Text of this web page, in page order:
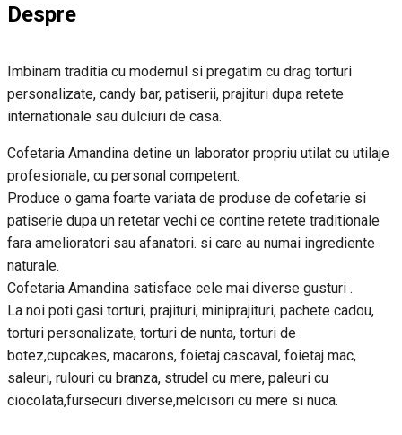
Despre
Imbinam traditia cu modernul si pregatim cu drag torturi
personalizate, candy bar, patiserii, prajituri dupa retete
internationale sau dulciuri de casa.
Cofetaria Amandina detine un laborator propriu utilat cu utilaje
profesionale, cu personal competent.
Produce o gama foarte variata de produse de cofetarie si
patiserie dupa un retetar vechi ce contine retete traditionale
fara amelioratori sau afanatori. si care au numai ingrediente
naturale.
Cofetaria Amandina satisface cele mai diverse gusturi .
La noi poti gasi torturi, prajituri, miniprajituri, pachete cadou,
torturi personalizate, torturi de nunta, torturi de
botez,cupcakes, macarons, foietaj cascaval, foietaj mac,
saleuri, rulouri cu branza, strudel cu mere, paleuri cu
ciocolata,fursecuri diverse,melcisori cu mere si nuca.